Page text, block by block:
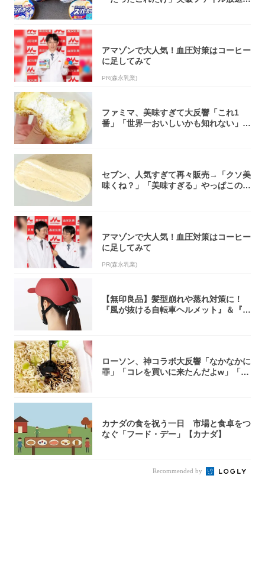
アマゾンで大人気！血圧対策はコーヒー
に足してみて
PR(森永乳業)
ファミマ、美味すぎて大反響「これ1
番」「世界一おいしいかも知れない」
セブン、人気すぎて再々販売→「クソ美
味くね？」「美味すぎる」やっぱこのク
アマゾンで大人気！血圧対策はコーヒー
に足してみて
PR(森永乳業)
【無印良品】髪型崩れや蒸れ対策に！
『風が抜ける自転車ヘルメット』＆『2
ローソン、神コラボ大反響「なかなかに
罪」「コレを買いに来たんだよw」「３
カナダの食を祝う一日 市場と食卓をつ
なぐ「フード・デー」【カナダ】
Recommended by